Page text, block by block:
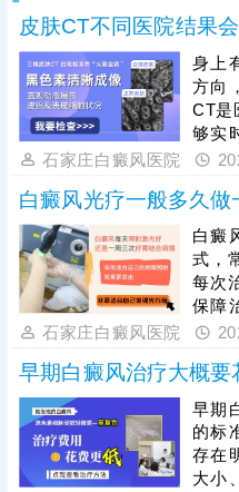
皮肤CT不同医院结果
身上
方向
CT是
够实
结构
度不
细微
诊。
院，
检测
免进
石家庄白癜风医院
白癜风光疗一般多久做
白癜
式，
每次
保障
复时
疗程
位、
从医
光时
多，
uvb
石家庄白癜风医院
早期白癜风治疗大概要
早期
的标
存在
大小